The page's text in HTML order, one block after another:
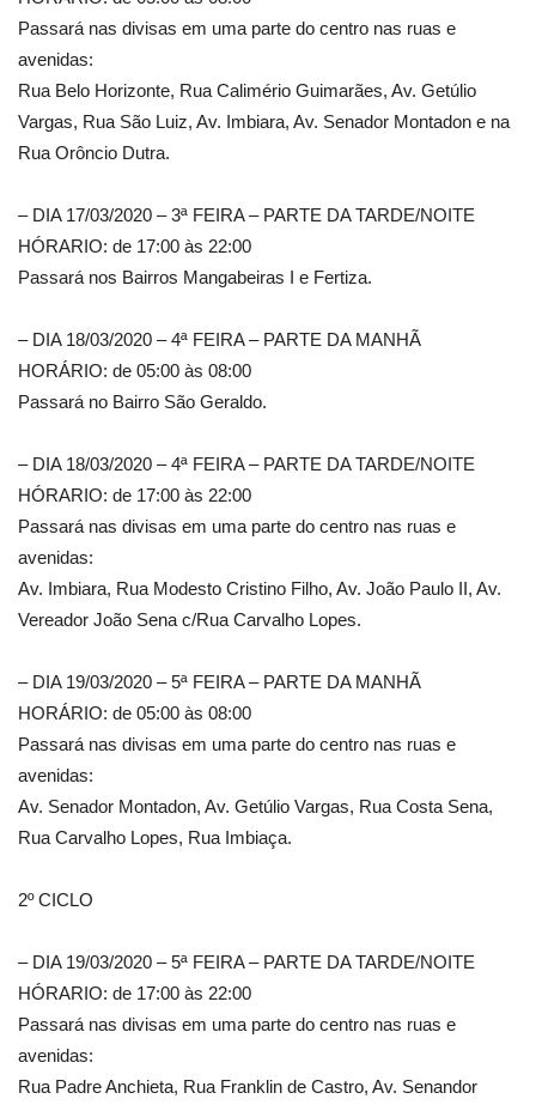
Passará nas divisas em uma parte do centro nas ruas e
avenidas:
Rua Belo Horizonte, Rua Calimério Guimarães, Av. Getúlio
Vargas, Rua São Luiz, Av. Imbiara, Av. Senador Montadon e na
Rua Orôncio Dutra.
– DIA 17/03/2020 – 3ª FEIRA – PARTE DA TARDE/NOITE
HÓRARIO: de 17:00 às 22:00
Passará nos Bairros Mangabeiras I e Fertiza.
– DIA 18/03/2020 – 4ª FEIRA – PARTE DA MANHÃ
HORÁRIO: de 05:00 às 08:00
Passará no Bairro São Geraldo.
– DIA 18/03/2020 – 4ª FEIRA – PARTE DA TARDE/NOITE
HÓRARIO: de 17:00 às 22:00
Passará nas divisas em uma parte do centro nas ruas e
avenidas:
Av. Imbiara, Rua Modesto Cristino Filho, Av. João Paulo II, Av.
Vereador João Sena c/Rua Carvalho Lopes.
– DIA 19/03/2020 – 5ª FEIRA – PARTE DA MANHÃ
HORÁRIO: de 05:00 às 08:00
Passará nas divisas em uma parte do centro nas ruas e
avenidas:
Av. Senador Montadon, Av. Getúlio Vargas, Rua Costa Sena,
Rua Carvalho Lopes, Rua Imbiaça.
2º CICLO
– DIA 19/03/2020 – 5ª FEIRA – PARTE DA TARDE/NOITE
HÓRARIO: de 17:00 às 22:00
Passará nas divisas em uma parte do centro nas ruas e
avenidas:
Rua Padre Anchieta, Rua Franklin de Castro, Av. Senandor